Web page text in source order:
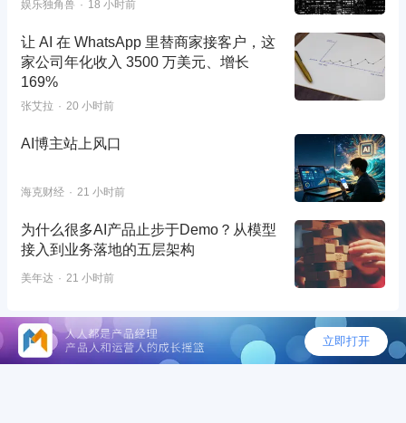
娱乐独角兽 18 小时前
让 AI 在 WhatsApp 里替商家接客户，这
家公司年化收入 3500 万美元、增长
169%
张艾拉 20 小时前
AI博主站上风口
海克财经 21 小时前
为什么很多AI产品止步于Demo？从模型
接入到业务落地的五层架构
美年达 21 小时前
©2026 - 人人都是产品经理